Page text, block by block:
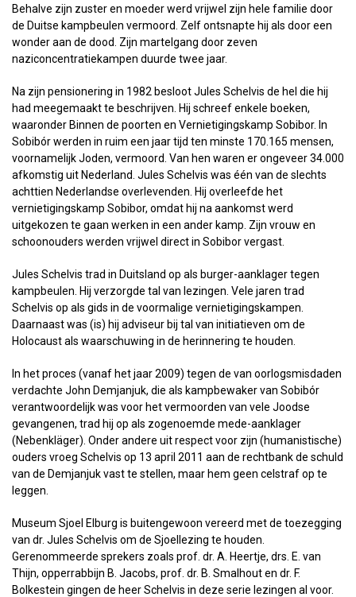
Behalve zijn zuster en moeder werd vrijwel zijn hele familie door
de Duitse kampbeulen vermoord. Zelf ontsnapte hij als door een
wonder aan de dood. Zijn martelgang door zeven
naziconcentratiekampen duurde twee jaar.
Na zijn pensionering in 1982 besloot Jules Schelvis de hel die hij
had meegemaakt te beschrijven. Hij schreef enkele boeken,
waaronder Binnen de poorten en Vernietigingskamp Sobibor. In
Sobibór werden in ruim een jaar tijd ten minste 170.165 mensen,
voornamelijk Joden, vermoord. Van hen waren er ongeveer 34.000
afkomstig uit Nederland. Jules Schelvis was één van de slechts
achttien Nederlandse overlevenden. Hij overleefde het
vernietigingskamp Sobibor, omdat hij na aankomst werd
uitgekozen te gaan werken in een ander kamp. Zijn vrouw en
schoonouders werden vrijwel direct in Sobibor vergast.
Jules Schelvis trad in Duitsland op als burger-aanklager tegen
kampbeulen. Hij verzorgde tal van lezingen. Vele jaren trad
Schelvis op als gids in de voormalige vernietigingskampen.
Daarnaast was (is) hij adviseur bij tal van initiatieven om de
Holocaust als waarschuwing in de herinnering te houden.
In het proces (vanaf het jaar 2009) tegen de van oorlogsmisdaden
verdachte John Demjanjuk, die als kampbewaker van Sobibór
verantwoordelijk was voor het vermoorden van vele Joodse
gevangenen, trad hij op als zogenoemde mede-aanklager
(Nebenkläger). Onder andere uit respect voor zijn (humanistische)
ouders vroeg Schelvis op 13 april 2011 aan de rechtbank de schuld
van de Demjanjuk vast te stellen, maar hem geen celstraf op te
leggen.
Museum Sjoel Elburg is buitengewoon vereerd met de toezegging
van dr. Jules Schelvis om de Sjoellezing te houden.
Gerenommeerde sprekers zoals prof. dr. A. Heertje, drs. E. van
Thijn, opperrabbijn B. Jacobs, prof. dr. B. Smalhout en dr. F.
Bolkestein gingen de heer Schelvis in deze serie lezingen al voor.